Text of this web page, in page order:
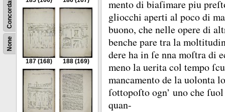
None
Concordance
187 (168) 188 (169)
mento di biaſimare piu
gliocchi aperti al poco di
buono, che nelle opere di
benche pare tra la
dere ha in ſe nna moſtra di
meno la uerita col tempo
mancamento de la uolonta
ſottopoſto ogn’ uno che
quan-